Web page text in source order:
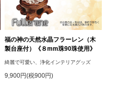
福の神の天然水晶フラーレン（木
製台座付）《８mm珠90珠使用》
綺麗で可愛い、浄化インテリアグッズ
9,900円(税900円)